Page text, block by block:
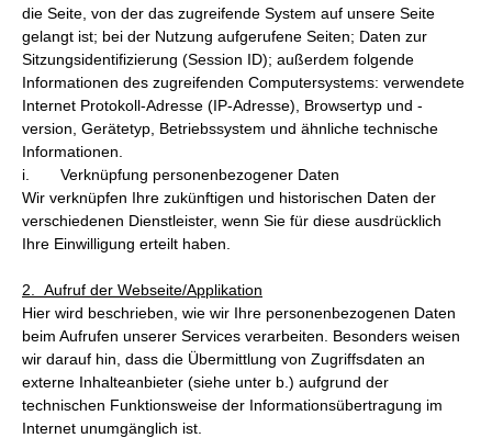
die Seite, von der das zugreifende System auf unsere Seite
gelangt ist; bei der Nutzung aufgerufene Seiten; Daten zur
Sitzungsidentifizierung (Session ID); außerdem folgende
Informationen des zugreifenden Computersystems: verwendete
Internet Protokoll-Adresse (IP-Adresse), Browsertyp und -
version, Gerätetyp, Betriebssystem und ähnliche technische
Informationen.
i. Verknüpfung personenbezogener Daten
Wir verknüpfen Ihre zukünftigen und historischen Daten der
verschiedenen Dienstleister, wenn Sie für diese ausdrücklich
Ihre Einwilligung erteilt haben.
2. Aufruf der Webseite/Applikation
Hier wird beschrieben, wie wir Ihre personenbezogenen Daten
beim Aufrufen unserer Services verarbeiten. Besonders weisen
wir darauf hin, dass die Übermittlung von Zugriffsdaten an
externe Inhalteanbieter (siehe unter b.) aufgrund der
technischen Funktionsweise der Informationsübertragung im
Internet unumgänglich ist.